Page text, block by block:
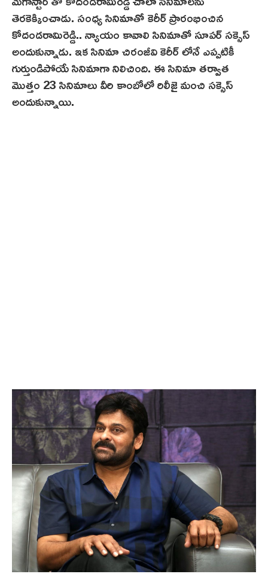
తెరకెక్కించాడు. సంధ్య సినిమాతో కెరీర్ ప్రారంభించిన
కోదండరామిరెడ్డి.. న్యాయం కావాలి సినిమాతో సూపర్ సక్సెస్
అందుకున్నాడు. ఇక సినిమా చిరంజీవి కెరీర్ లోనే ఎప్పటికీ
గుర్తుండిపోయే సినిమాగా నిలిచింది. ఈ సినిమా త‌ర్వాత‌
మొత్తం 23 సినిమాలు వీరి కాంబోలో రిలీజై మంచి సక్సెస్
అందుకున్నాయి.